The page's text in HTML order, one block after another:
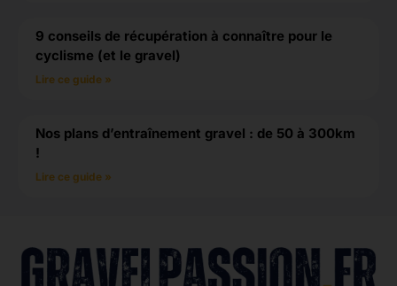
9 conseils de récupération à connaître pour le
cyclisme (et le gravel)
Lire ce guide »
Nos plans d’entraînement gravel : de 50 à 300km
!
Lire ce guide »